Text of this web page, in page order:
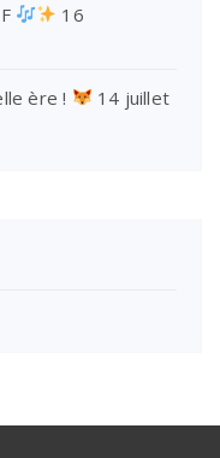
16
ère !
14 juillet